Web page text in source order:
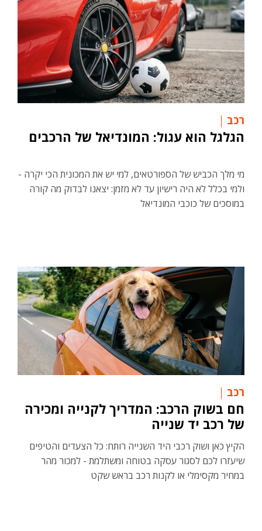
רכב
הגלגל הוא עגול: המונדיאל של הרכבים
מי מלך הכביש של הספורטאים, למי יש את המכונית הכי יקרה -
ולמי בכלל לא היה רישיון עד לא מזמן: יצאנו לבדוק מה קורה
במוסכים של כוכבי המונדיאל
רכב
חם בשוק הרכב: המדריך לקנייה ומכירה
של רכב יד שנייה
הקיץ כאן ושוק רכבי היד השנייה רותח: כל הצעדים והטיפים
שיעזרו לכם לסגור עסקה בטוחה ומשתלמת - למכור מהר
במחיר מקסימלי או לקנות רכב בראש שקט